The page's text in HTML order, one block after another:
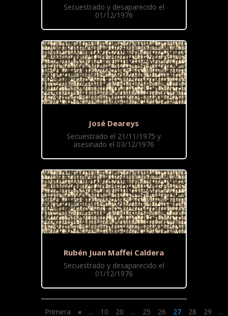
Secuestrado y desaparecido el
01/12/1976
José Deareys
Secuestrado el 21/11/1975 y
asesinado el 03/12/1976
Rubén Juan Maffei Caldera
Secuestrado y desaparecido el
01/12/1976
Primera « ... 10 20 ... 25 26 27 28 29 ...